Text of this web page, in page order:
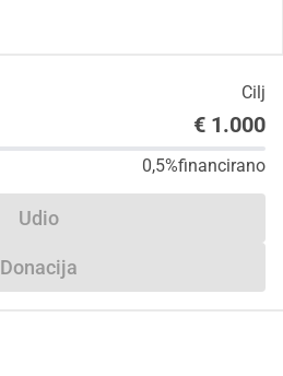
Cilj
€ 1.000
0,5%financirano
Udio
Donacija